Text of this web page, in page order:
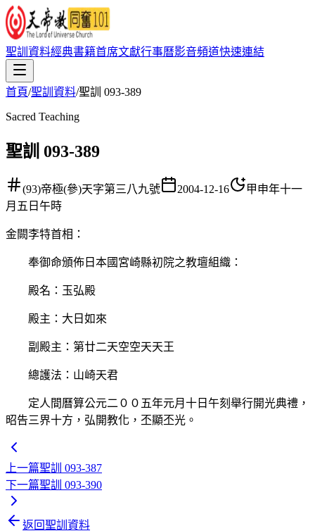
聖訓資料經典書籍首席文獻行事曆影音頻道快速連結
首頁/聖訓資料/聖訓 093-389
Sacred Teaching
聖訓 093-389
(93)帝極(參)天字第三八九號 2004-12-16
甲申年十一
月五日午時
金闕李特首相 ：
奉御命頒佈日本國宮崎縣初院之教壇組織：
殿名：玉弘殿
殿主：大日如來
副殿主：第廿二天空空天天王
總護法：山崎天君
定人間曆算公元二００五年元月十日午刻舉行開光典禮，
昭告三界十方，弘開教化，丕顯丕光。
上一篇聖訓 093-387
下一篇聖訓 093-390
返回聖訓資料